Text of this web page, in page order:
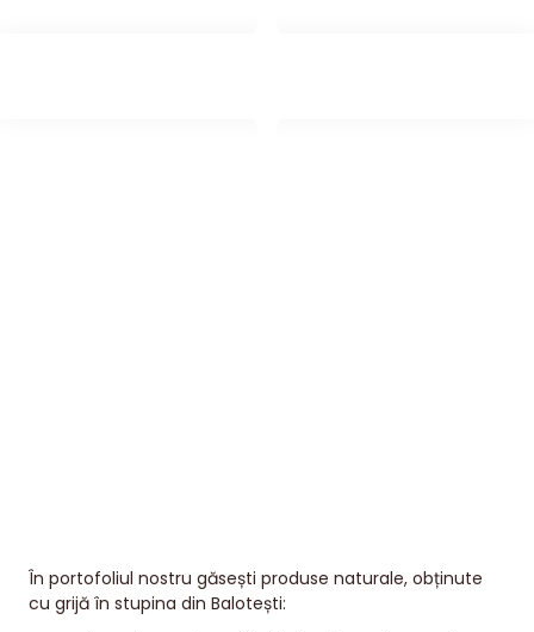
În portofoliul nostru găsești produse naturale, obținute
cu grijă în stupina din Balotești: